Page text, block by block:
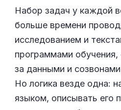
Набор задач у каждой
больше времени
исследованием и
программами
за данными и
Но логика везде одна:
языком, описывать его